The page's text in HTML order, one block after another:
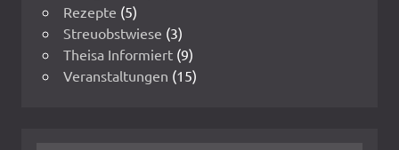
Rezepte (5)
Streuobstwiese (3)
Theisa Informiert (9)
Veranstaltungen (15)